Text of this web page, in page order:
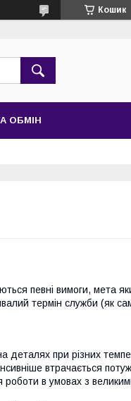
Кошик
ОБМІН
певні вимоги, мета
термін служби (як
деталях при різних
втрачається
роботи в умовах з